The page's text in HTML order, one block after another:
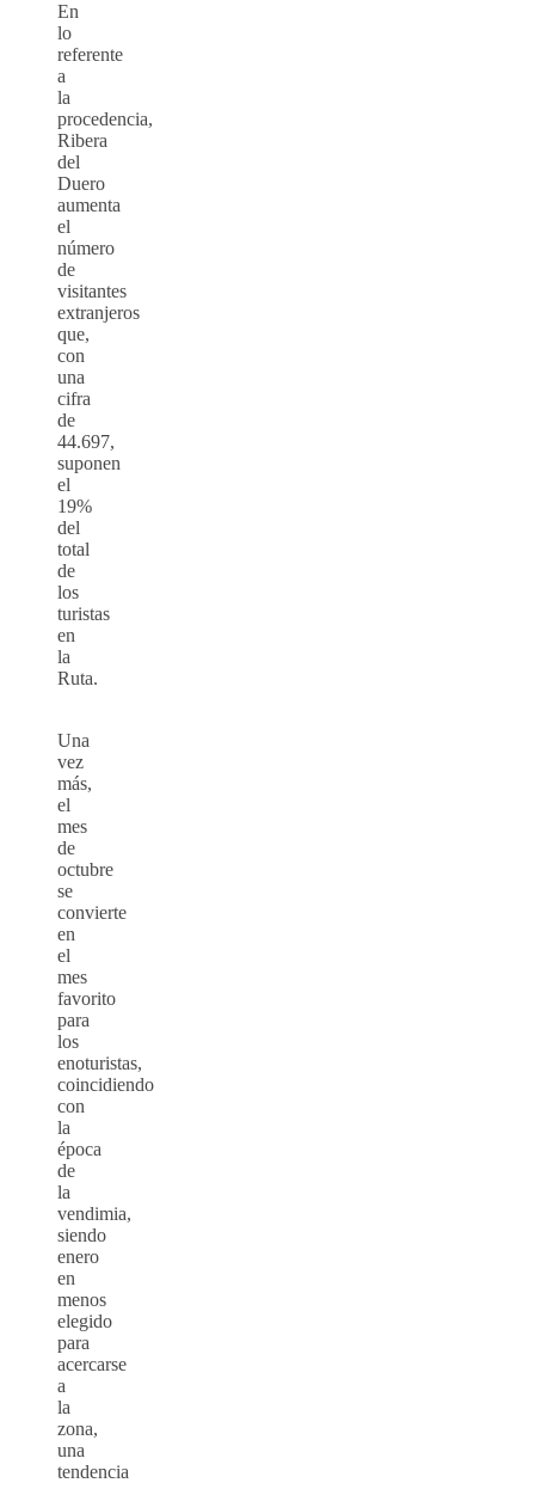
En
lo
referente
a
la
procedencia,
Ribera
del
Duero
aumenta
el
número
de
visitantes
extranjeros
que,
con
una
cifra
de
44.697,
suponen
el
19%
del
total
de
los
turistas
en
la
Ruta.
Una
vez
más,
el
mes
de
octubre
se
convierte
en
el
mes
favorito
para
los
enoturistas,
coincidiendo
con
la
época
de
la
vendimia,
siendo
enero
en
menos
elegido
para
acercarse
a
la
zona,
una
tendencia